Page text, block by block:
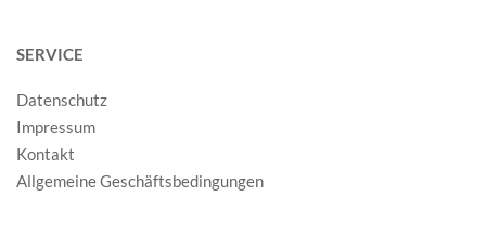
SERVICE
Datenschutz
Impressum
Kontakt
Allgemeine Geschäftsbedingungen